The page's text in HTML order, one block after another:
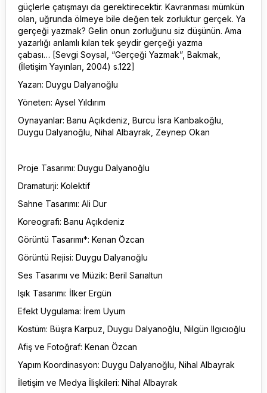
güçlerle çatışmayı da gerektirecektir. Kavranması mümkün
olan, uğrunda ölmeye bile değen tek zorluktur gerçek. Ya
gerçeği yazmak? Gelin onun zorluğunu siz düşünün. Ama
yazarlığı anlamlı kılan tek şeydir gerçeği yazma
çabası… [Sevgi Soysal, “Gerçeği Yazmak”, Bakmak,
(İletişim Yayınları, 2004) s.122]
Yazan: Duygu Dalyanoğlu
Yöneten: Aysel Yıldırım
Oynayanlar: Banu Açıkdeniz, Burcu İsra Kanbakoğlu,
Duygu Dalyanoğlu, Nihal Albayrak, Zeynep Okan
Proje Tasarımı: Duygu Dalyanoğlu
Dramaturji: Kolektif
Sahne Tasarımı: Ali Dur
Koreografi: Banu Açıkdeniz
Görüntü Tasarımı*: Kenan Özcan
Görüntü Rejisi: Duygu Dalyanoğlu
Ses Tasarımı ve Müzik: Beril Sarıaltun
Işık Tasarımı: İlker Ergün
Efekt Uygulama: İrem Uyum
Kostüm: Büşra Karpuz, Duygu Dalyanoğlu, Nilgün Ilgıcıoğlu
Afiş ve Fotoğraf: Kenan Özcan
Yapım Koordinasyon: Duygu Dalyanoğlu, Nihal Albayrak
İletişim ve Medya İlişkileri: Nihal Albayrak